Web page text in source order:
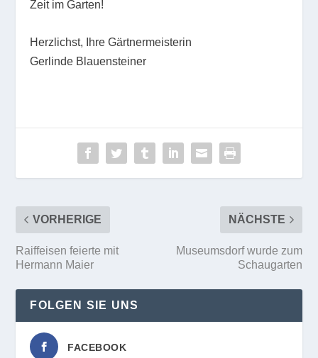
Zeit im Garten!
Herzlichst, Ihre Gärtnermeisterin
Gerlinde Blauensteiner
VORHERIGE
Raiffeisen feierte mit
Hermann Maier
NÄCHSTE
Museumsdorf wurde zum
Schaugarten
FOLGEN SIE UNS
FACEBOOK